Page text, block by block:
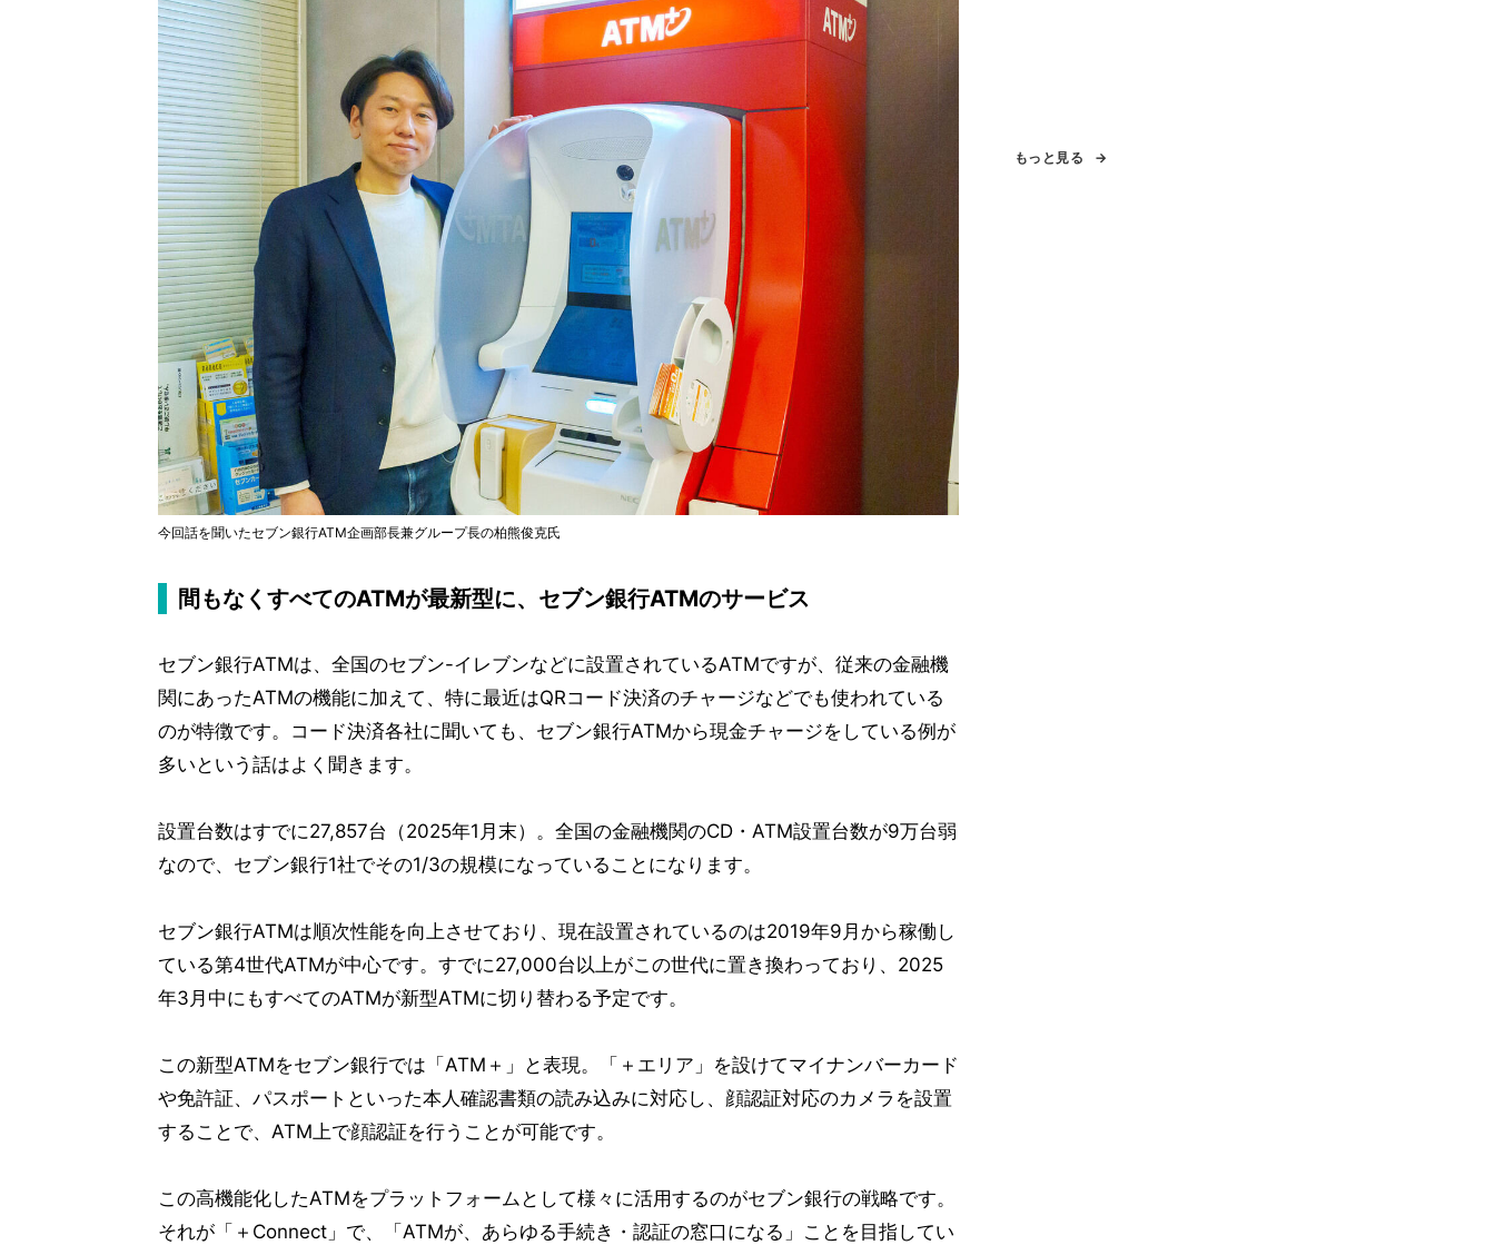
今回話を聞いたセブン銀行ATM企画部長兼グループ長の柏熊俊克氏
間もなくすべてのATMが最新型に、セブン銀行ATMのサービス
セブン銀行ATMは、全国のセブン-イレブンなどに設置されているATMですが、従来の金融機
関にあったATMの機能に加えて、特に最近はQRコード決済のチャージなどでも使われている
のが特徴です。コード決済各社に聞いても、セブン銀行ATMから現金チャージをしている例が
多いという話はよく聞きます。
設置台数はすでに27,857台（2025年1月末）。全国の金融機関のCD・ATM設置台数が9万台弱
なので、セブン銀行1社でその1/3の規模になっていることになります。
セブン銀行ATMは順次性能を向上させており、現在設置されているのは2019年9月から稼働し
ている第4世代ATMが中心です。すでに27,000台以上がこの世代に置き換わっており、2025
年3月中にもすべてのATMが新型ATMに切り替わる予定です。
この新型ATMをセブン銀行では「ATM＋」と表現。「＋エリア」を設けてマイナンバーカード
や免許証、パスポートといった本人確認書類の読み込みに対応し、顔認証対応のカメラを設置
することで、ATM上で顔認証を行うことが可能です。
この高機能化したATMをプラットフォームとして様々に活用するのがセブン銀行の戦略です。
それが「＋Connect」で、「ATMが、あらゆる手続き・認証の窓口になる」ことを目指してい
もっと見る